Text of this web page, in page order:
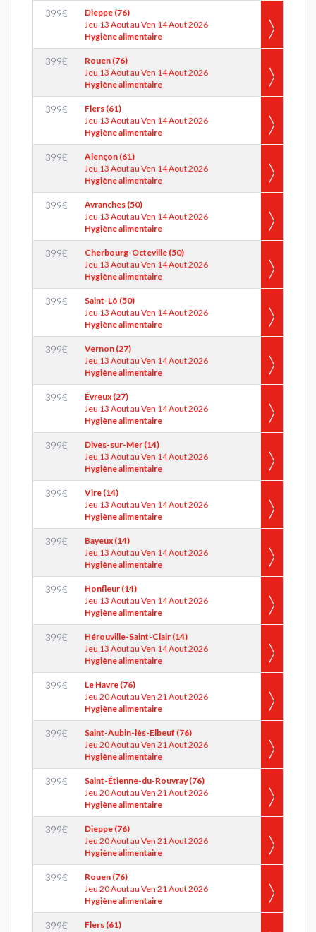
399€
Dieppe (76)
Jeu 13 Aout au Ven 14 Aout 2026
Hygiène alimentaire
399€
Rouen (76)
Jeu 13 Aout au Ven 14 Aout 2026
Hygiène alimentaire
399€
Flers (61)
Jeu 13 Aout au Ven 14 Aout 2026
Hygiène alimentaire
399€
Alençon (61)
Jeu 13 Aout au Ven 14 Aout 2026
Hygiène alimentaire
399€
Avranches (50)
Jeu 13 Aout au Ven 14 Aout 2026
Hygiène alimentaire
399€
Cherbourg-Octeville (50)
Jeu 13 Aout au Ven 14 Aout 2026
Hygiène alimentaire
399€
Saint-Lô (50)
Jeu 13 Aout au Ven 14 Aout 2026
Hygiène alimentaire
399€
Vernon (27)
Jeu 13 Aout au Ven 14 Aout 2026
Hygiène alimentaire
399€
Évreux (27)
Jeu 13 Aout au Ven 14 Aout 2026
Hygiène alimentaire
399€
Dives-sur-Mer (14)
Jeu 13 Aout au Ven 14 Aout 2026
Hygiène alimentaire
399€
Vire (14)
Jeu 13 Aout au Ven 14 Aout 2026
Hygiène alimentaire
399€
Bayeux (14)
Jeu 13 Aout au Ven 14 Aout 2026
Hygiène alimentaire
399€
Honfleur (14)
Jeu 13 Aout au Ven 14 Aout 2026
Hygiène alimentaire
399€
Hérouville-Saint-Clair (14)
Jeu 13 Aout au Ven 14 Aout 2026
Hygiène alimentaire
399€
Le Havre (76)
Jeu 20 Aout au Ven 21 Aout 2026
Hygiène alimentaire
399€
Saint-Aubin-lès-Elbeuf (76)
Jeu 20 Aout au Ven 21 Aout 2026
Hygiène alimentaire
399€
Saint-Étienne-du-Rouvray (76)
Jeu 20 Aout au Ven 21 Aout 2026
Hygiène alimentaire
399€
Dieppe (76)
Jeu 20 Aout au Ven 21 Aout 2026
Hygiène alimentaire
399€
Rouen (76)
Jeu 20 Aout au Ven 21 Aout 2026
Hygiène alimentaire
399€
Flers (61)